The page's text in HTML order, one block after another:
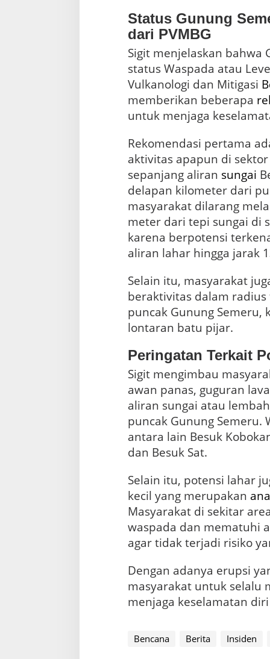
Status Gunung
dari PVMBG
Sigit menjelaskan bahwa
status Waspada atau
Vulkanologi dan Mitigasi
memberikan beberapa
untuk menjaga
Rekomendasi pertama
aktivitas apapun di
sepanjang aliran sungai
delapan kilometer dari
masyarakat dilarang
meter dari tepi sungai di
karena berpotensi
aliran lahar hingga jarak
Selain itu, masyarakat
beraktivitas dalam
puncak Gunung Semeru,
lontaran batu pijar.
Peringatan Terkait
Sigit mengimbau
awan panas, guguran
aliran sungai atau
puncak Gunung Semeru.
antara lain Besuk
dan Besuk Sat.
Selain itu, potensi lahar
kecil yang merupakan
Masyarakat di sekitar
waspada dan mematuhi
agar tidak terjadi risiko
Dengan adanya erupsi
masyarakat untuk selalu
menjaga keselamatan
Bencana Berita Insiden